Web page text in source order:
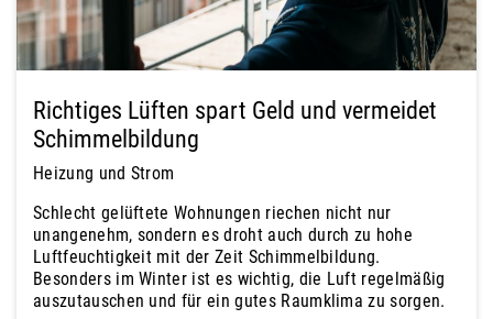
Richtiges Lüften spart Geld und vermeidet
Schimmelbildung
Heizung und Strom
Schlecht gelüftete Wohnungen riechen nicht nur
unangenehm, sondern es droht auch durch zu hohe
Luftfeuchtigkeit mit der Zeit Schimmelbildung.
Besonders im Winter ist es wichtig, die Luft regelmäßig
auszutauschen und für ein gutes Raumklima zu sorgen.